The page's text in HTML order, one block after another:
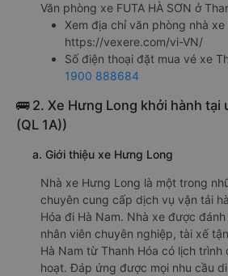
Văn phòng xe FUTA HÀ SƠN ở
Xem địa chỉ văn phòng nhà xe
https://vexere.com/vi-VN/
Số điện thoại đặt mua vé xe
1900 888684
🚌 2. Xe Hưng Long khởi hành tại
(QL 1A))
a. Giới thiệu xe Hưng Long
Nhà xe Hưng Long là một trong
chuyên cung cấp dịch vụ vận tải
Hóa đi Hà Nam. Nhà xe được
nhân viên chuyên nghiệp, tài xế
Hà Nam từ Thanh Hóa có lịch trình
hoạt. Đáp ứng được mọi nhu cầu